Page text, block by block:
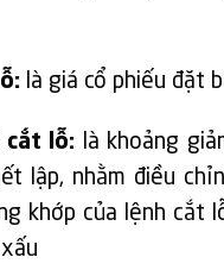
là giá cổ phiếu đặt
cắt lỗ: là khoảng
lập, nhằm điều
khớp của lệnh cắt